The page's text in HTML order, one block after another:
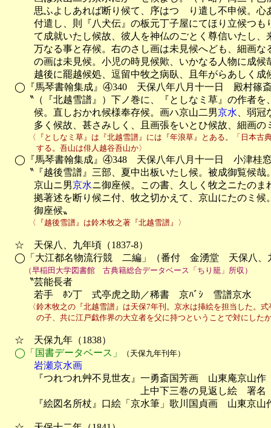
思ふよしあれば断り候て、序はつゞり遣し不申候。心
付遣し、則『八犬伝』の板元丁子屋にてほり立候つも
て成就いたし候故、彼人を神仏のごとく尊信いたし、
万なる事と存候。右のさし画は未見候へども、細画な
の画は未見候。小児の時見候歟、いかなる人物に成候
越後に罷越候処、逗留中牧之病臥、且年がらあしく成
◯『馬琴書翰集成』④340　天保八年八月十一日　殿村篠
〝（『北越雪譜』）下ノ巻に、『としなミ草』の作者を
候。直しおかれ候様奉存候。画ハ京山二男京水 、弱
多く候故、甚さみしく、且画張をいとひ候故、細画の
〈『としなミ草』は『北越雪譜』には『年浪草』とある。「日本古典
する。吾山は俳人越谷吾山か〉
◯『馬琴書翰集成』④348　天保八年八月十一日　小津桂
〝『越後雪譜』三部、夏中出板いたし候。被成御覧候哉
京山ニ男京水ニ御座候。この書、久しく牧之ニたの
拠著述を断り候ニ付、牧之切かえて、京山にたのミ候
御座候〟
〈『越後雪譜』は鈴木牧之著『北越雪譜』〉
☆　天保八、九年頃（1837-8）
◯「大江都名物流行競　二編」（番付　金湧堂　天保八、
（早稲田大学図書館　古典籍総合データベース「ちり籠」所収）
〝芸能長者
若手　ﾎﾝ丁　式亭虎之助／稀書　京ﾊﾞｼ　雪譜京水
〈鈴木牧之の『北越雪譜』は天保7年刊。京水は挿絵を担当した。式
の子、共に江戸戯作界の大立者を父に持つということで対にした
☆　天保九年（1838）
◯「国書データベース」
（天保九年刊年）
岩瀬京水画
『つれつれ艸不見世友』一勇斎国芳画　山東庵京山作
上中下三巻の見返し絵　署名「京
『絵図名所杖』口絵「京水筆」歌川国貞画　山東京山